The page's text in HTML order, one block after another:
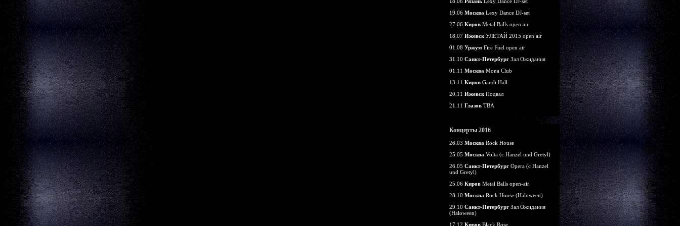
19.06 Москва Lexy Dance DJ-set
27.06 Киров Metal Balls open air
18.07 Ижевск УЛЕТАЙ 2015 open air
01.08 Уржум Fire Fuel open air
31.10 Санкт-Петербург Зал Ожидания
01.11 Москва Mona Club
13.11 Киров Gaudi Hall
20.11 Ижевск Подвал
21.11 Глазов TBA
Концерты 2016
26.03 Москва Rock House
25.05 Москва Volta (c Hanzel und Gretyl)
26.05 Санкт-Петербург Opera (c Hanzel
und Gretyl)
25.06 Киров Metal Balls open-air
28.10 Москва Rock House (Haloween)
29.10 Санкт-Петербург Зал Ожидания
(Haloween)
17.12 Киров Black Rose